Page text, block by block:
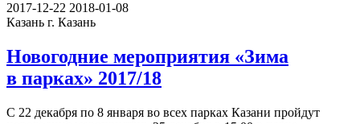
2017-12-22 2018-01-08
Казань г. Казань
Новогодние мероприятия «Зима
в парках» 2017/18
С 22 декабря по 8 января во всех парках Казани пройдут